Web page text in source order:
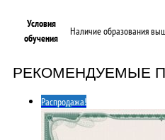
Условия
обучения
Наличие образования
РЕКОМЕНДУЕМЫЕ
Распродажа!